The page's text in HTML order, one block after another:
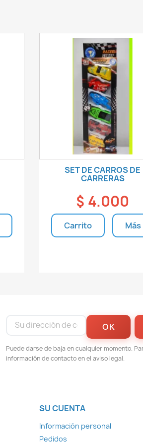
SET DE CARROS DE
CARRERAS
$ 4.000
Carrito Más
Puede darse de baja en cualquier momento.
información de contacto en el aviso legal.
SU CUENTA
Información personal
Pedidos